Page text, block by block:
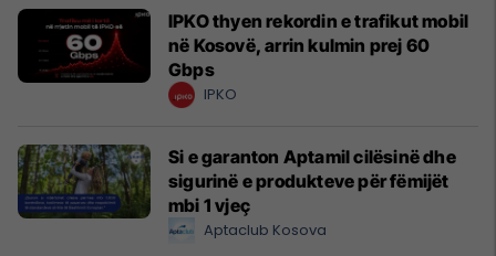
IPKO thyen rekordin e trafikut mobil
në Kosovë, arrin kulmin prej 60
Gbps
IPKO
Si e garanton Aptamil cilësinë dhe
sigurinë e produkteve për fëmijët
mbi 1 vjeç
Aptaclub Kosova